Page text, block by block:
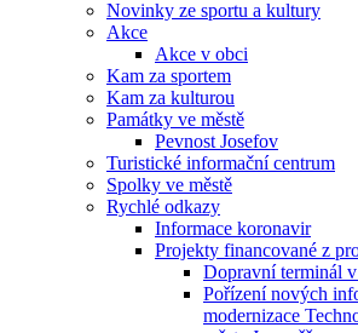
Novinky ze sportu a kultury
Akce
Akce v obci
Kam za sportem
Kam za kulturou
Památky ve městě
Pevnost Josefov
Turistické informační centrum
Spolky ve městě
Rychlé odkazy
Informace koronavir
Projekty financované z
Dopravní terminál v
Pořízení nových
modernizace